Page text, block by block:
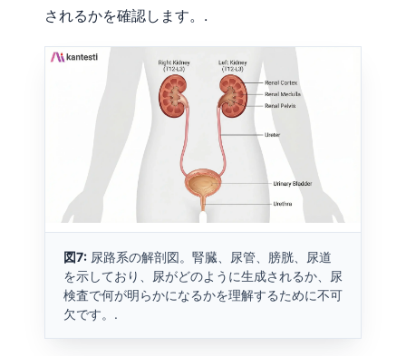
されるかを確認します。.
図7: 尿路系の解剖図。腎臓、尿管、膀胱、尿道
を示しており、尿がどのように生成されるか、尿
検査で何が明らかになるかを理解するために不可
欠です。.
Dansk
Nederlands
हिन्दी
Bahasa Indonesia
Հայերեն
Íslenska
Српски језик
Svenska
Eesti